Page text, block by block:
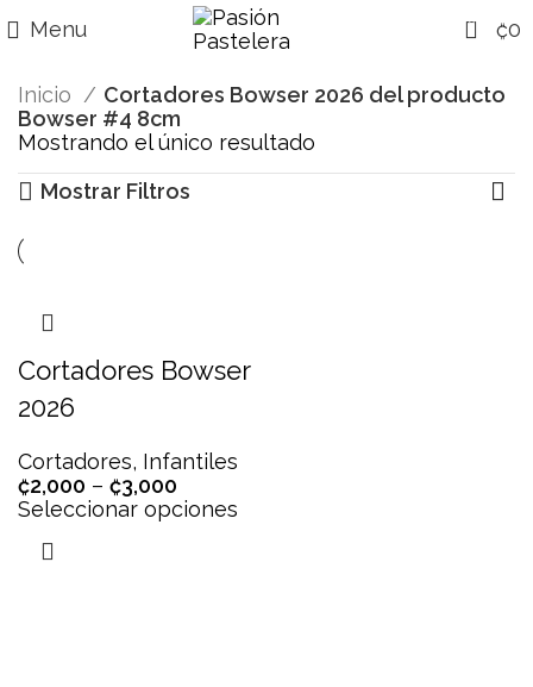
Menu 0 ₡0
Inicio
Cortadores Bowser 2026 del producto
Bowser #4 8cm
Mostrando el único resultado
Mostrar Filtros
Cortadores Bowser
2026
Cortadores, Infantiles
₡2,000 – ₡3,000
Seleccionar opciones